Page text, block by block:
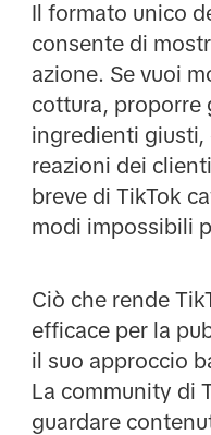
Il formato unico
consente di
azione. Se vuoi
cottura, proporre
ingredienti giusti,
reazioni dei
breve di TikTok
modi impossibili
Ciò che rende
efficace per la
il suo approccio
La community di
guardare